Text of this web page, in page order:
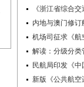
《浙江省综合
内地与澳门修
机场司征求《航
解读：分级分类
民航局印发《
新版《公共航空